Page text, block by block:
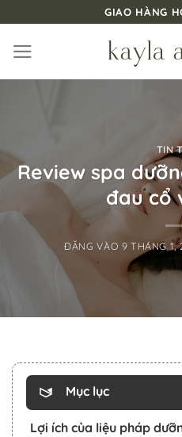
nội
dung
GIAO HÀNG
TIN
Review spa
đau cổ
ĐĂNG VÀO 9 THÁNG 1,
Mục lục
Lợi ích của liệu pháp